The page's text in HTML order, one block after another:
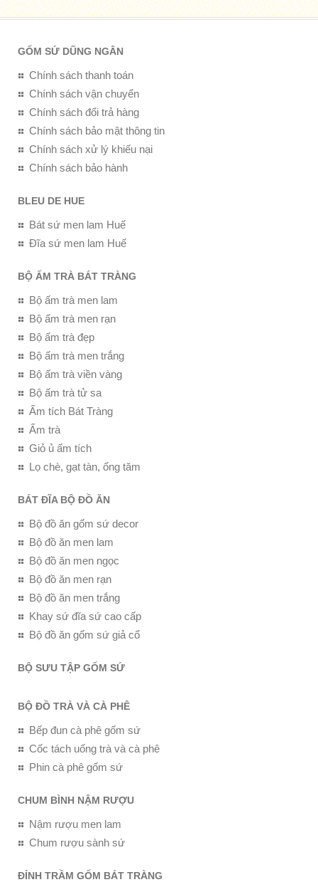
GỐM SỨ DŨNG NGÂN
Chính sách thanh toán
Chính sách vận chuyển
Chính sách đổi trả hàng
Chính sách bảo mật thông tin
Chính sách xử lý khiếu nại
Chính sách bảo hành
BLEU DE HUE
Bát sứ men lam Huế
Đĩa sứ men lam Huế
BỘ ẤM TRÀ BÁT TRÀNG
Bộ ấm trà men lam
Bộ ấm trà men rạn
Bộ ấm trà đẹp
Bộ ấm trà men trắng
Bộ ấm trà viền vàng
Bộ ấm trà tử sa
Ấm tích Bát Tràng
Ấm trà
Giỏ ủ ấm tích
Lọ chè, gạt tàn, ống tăm
BÁT ĐĨA BỘ ĐỒ ĂN
Bộ đồ ăn gốm sứ decor
Bộ đồ ăn men lam
Bộ đồ ăn men ngọc
Bộ đồ ăn men rạn
Bộ đồ ăn men trắng
Khay sứ đĩa sứ cao cấp
Bộ đồ ăn gốm sứ giả cổ
BỘ SƯU TẬP GỐM SỨ
BỘ ĐỒ TRÀ VÀ CÀ PHÊ
Bếp đun cà phê gốm sứ
Cốc tách uống trà và cà phê
Phin cà phê gốm sứ
CHUM BÌNH NẬM RƯỢU
Nậm rượu men lam
Chum rượu sành sứ
ĐỈNH TRẦM GỐM BÁT TRÀNG